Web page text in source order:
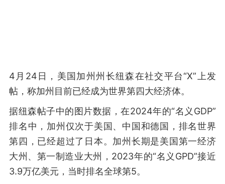
4月24日，美国加州州长纽森在社交平台“X”上发
帖，称加州目前已经成为世界第四大经济体。
据纽森帖子中的图片数据，在2024年的“名义GDP”
排名中，加州仅次于美国、中国和德国，排名世界
第四，已经超过了日本。加州长期是美国第一经济
大州、第一制造业大州，2023年的“名义GPD”接近
3.9万亿美元，当时排名全球第5。